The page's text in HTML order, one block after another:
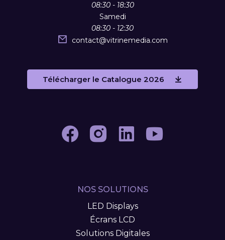
08:30 - 18:30
Samedi
08:30 - 12:30
contact@vitrinemedia.com
Télécharger le Catalogue 2026
NOS SOLUTIONS
LED Displays
Écrans LCD
Solutions Digitales